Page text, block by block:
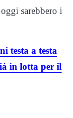
sarebbero i
testa a testa
in lotta per il